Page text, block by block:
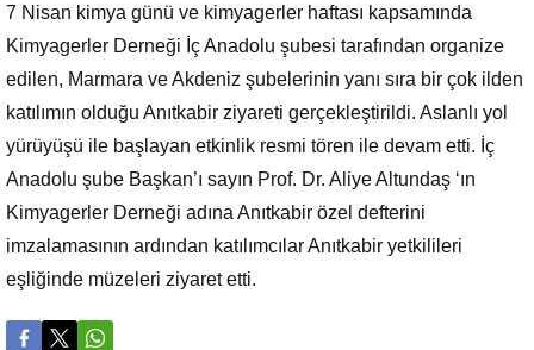
7 Nisan kimya günü ve kimyagerler haftası kapsamında
Kimyagerler Derneği İç Anadolu şubesi tarafından organize
edilen, Marmara ve Akdeniz şubelerinin yanı sıra bir çok ilden
katılımın olduğu Anıtkabir ziyareti gerçekleştirildi. Aslanlı yol
yürüyüşü ile başlayan etkinlik resmi tören ile devam etti. İç
Anadolu şube Başkan’ı sayın Prof. Dr. Aliye Altundaş ‘ın
Kimyagerler Derneği adına Anıtkabir özel defterini
imzalamasının ardından katılımcılar Anıtkabir yetkilileri
eşliğinde müzeleri ziyaret etti.